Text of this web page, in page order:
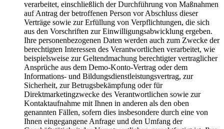
verarbeitet, einschließlich der Durchführung von Maßnahmen
auf Antrag der betroffenen Person vor Abschluss dieser
Verträge sowie zur Erfüllung von Verpflichtungen, die sich
aus den Vorschriften zur Einwilligungsabwicklung ergeben.
Ihre personenbezogenen Daten werden auch zum Zwecke der
berechtigten Interessen des Verantwortlichen verarbeitet, wie
beispielsweise zur Geltendmachung berechtigter vertraglicher
Ansprüche aus dem Demo-Konto-Vertrag oder dem
Informations- und Bildungsdienstleistungsvertrag, zur
Sicherheit, zur Betrugsbekämpfung oder für
Direktmarketingzwecke des Verantwortlichen sowie zur
Kontaktaufnahme mit Ihnen in anderen als den oben
genannten Fällen, sofern dies insbesondere durch eine von
Ihnen eingegangene Anfrage und den Umfang der